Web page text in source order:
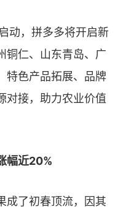
动，拼多多将开启新
铜仁、山东青岛、广
特色产品拓展、品牌
对接，助力农业价值
幅近20%
成了初春顶流，因其